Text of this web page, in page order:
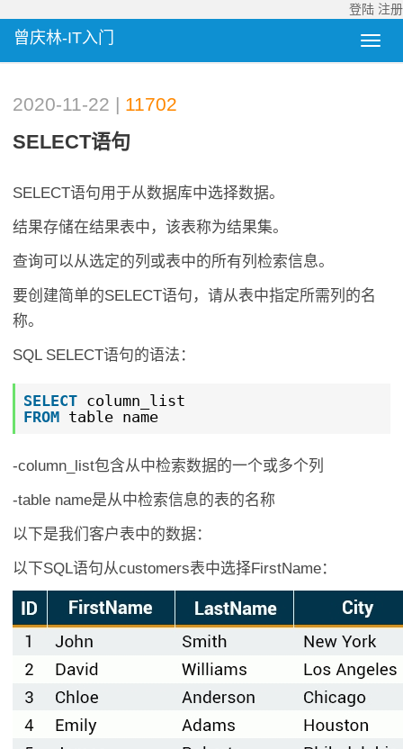
登陆 注册
曾庆林-IT入门
2020-11-22 | 11702
SELECT语句
SELECT语句用于从数据库中选择数据。
结果存储在结果表中，该表称为结果集。
查询可以从选定的列或表中的所有列检索信息。
要创建简单的SELECT语句，请从表中指定所需列的名
称。
SQL SELECT语句的语法：
SELECT column_list
FROM table_name
-column_list包含从中检索数据的一个或多个列
-table name是从中检索信息的表的名称
以下是我们客户表中的数据：
以下SQL语句从customers表中选择FirstName：